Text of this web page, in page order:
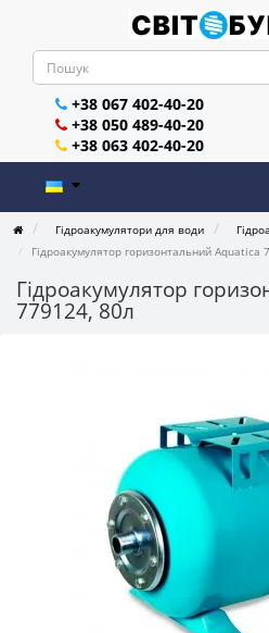
+38 067 402-40-20
+38 050 489-40-20
+38 063 402-40-20
Гідроакумулятори для води
Гідроакумулятор горизонтальний Aquatica
Гідроакумулятор
779124, 80л